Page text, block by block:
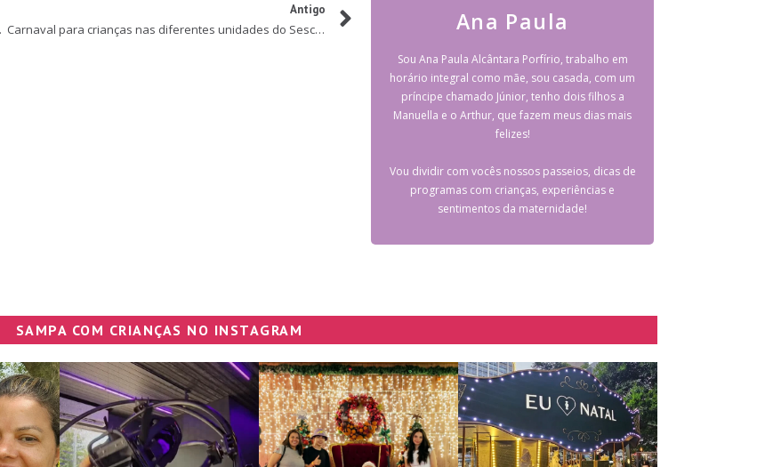
Antigo
Carnaval para crianças nas diferentes unidades do Sesc SP Ana Paula
Sou Ana Paula Alcântara Porfírio, trabalho em
horário integral como mãe, sou casada, com um
príncipe chamado Júnior, tenho dois filhos a
Manuella e o Arthur, que fazem meus dias mais
felizes!
Vou dividir com vocês nossos passeios, dicas de
programas com crianças, experiências e
sentimentos da maternidade!
SAMPA COM CRIANÇAS NO INSTAGRAM